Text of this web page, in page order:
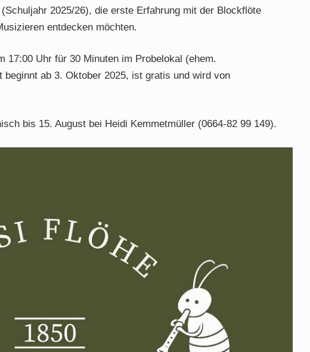
2025/26), die erste Erfahrung mit der Blockflöte
entdecken möchten.
17:00 Uhr für 30 Minuten im Probelokal (ehem.
ab 3. Oktober 2025, ist gratis und wird von
bis 15. August bei Heidi Kemmetmüller (0664-82 99 149).